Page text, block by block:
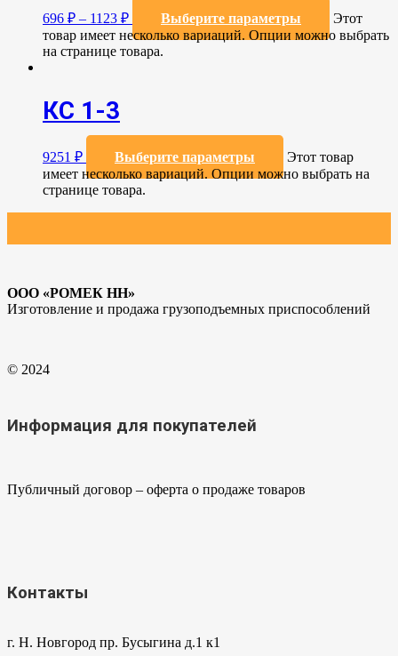
696 ₽ – 1123 ₽ Выберите параметры
Этот
товар имеет несколько вариаций. Опции можно выбрать
на странице товара.
КС 1-3
9251 ₽ Выберите параметры
Этот товар
имеет несколько вариаций. Опции можно выбрать на
странице товара.
ООО «РОМЕК НН»
Изготовление и продажа грузоподъемных приспособлений
© 2024
Информация для покупателей
Публичный договор – оферта о продаже товаров
Контакты
г. Н. Новгород пр. Бусыгина д.1 к1